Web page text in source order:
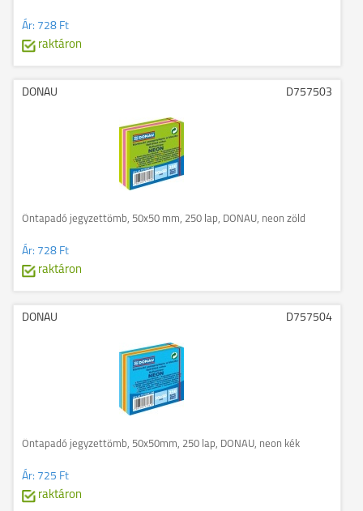
Ár: 728 Ft
raktáron
DONAU D757503
Öntapadó jegyzettömb, 50x50 mm, 250 lap, DONAU, neon zöld
Ár: 728 Ft
raktáron
DONAU D757504
Öntapadó jegyzettömb, 50x50mm, 250 lap, DONAU, neon kék
Ár: 725 Ft
raktáron